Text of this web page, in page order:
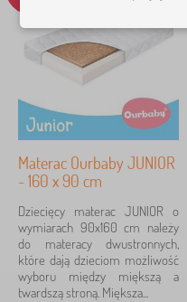
Szukaj w filtrze
Podkategorie
Typ oferty
Materac Ourbaby JUNIOR
- 160 x 90 cm
Dziecięcy materac JUNIOR o
wymiarach 90x160 cm należy
do materacy dwustronnych,
które dają dzieciom możliwość
wyboru między miększą a
twardszą stroną. Miększa...